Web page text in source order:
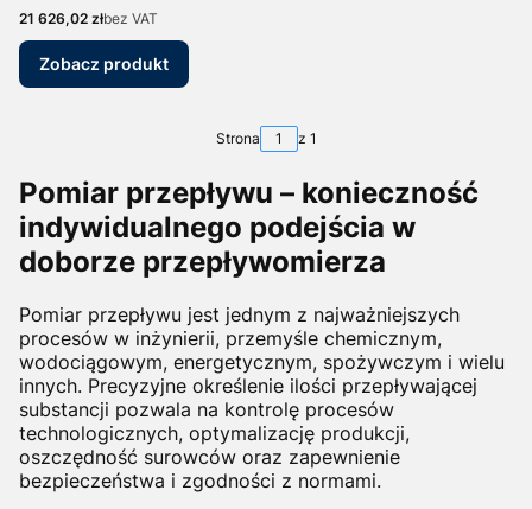
Cena
21 626,02 złbez VAT
Zobacz produkt
Strona z 1
Pomiar przepływu – konieczność
indywidualnego podejścia w
doborze przepływomierza
Pomiar przepływu jest jednym z najważniejszych
procesów w inżynierii, przemyśle chemicznym,
wodociągowym, energetycznym, spożywczym i wielu
innych. Precyzyjne określenie ilości przepływającej
substancji pozwala na kontrolę procesów
technologicznych, optymalizację produkcji,
oszczędność surowców oraz zapewnienie
bezpieczeństwa i zgodności z normami.